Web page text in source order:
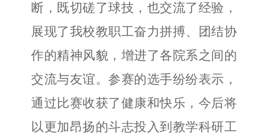
断，既切磋了球技，也交流了经验，
展现了我校教职工奋力拼搏、团结协
作的精神风貌 ， 增进了各院系之间的
交流与友谊。参赛的选手纷纷表示，
通过比赛收获了健康和快乐，今后将
以更加昂扬的斗志投入到 教学科研工